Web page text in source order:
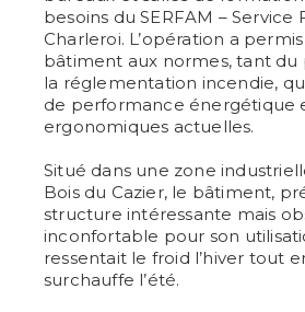
besoins du SERFAM – Service
Charleroi. L’opération a
bâtiment aux normes, tant du
la réglementation incendie,
de performance énergétique
ergonomiques actuelles.
Situé dans une zone
Bois du Cazier, le bâtiment,
structure intéressante mais
inconfortable pour son
ressentait le froid l’hiver tout
surchauffe l’été.